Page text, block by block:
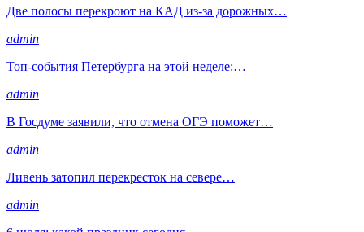
Две полосы перекроют на КАД из-за дорожных…
admin
Топ-события Петербурга на этой неделе:…
admin
В Госдуме заявили, что отмена ОГЭ поможет…
admin
Ливень затопил перекресток на севере…
admin